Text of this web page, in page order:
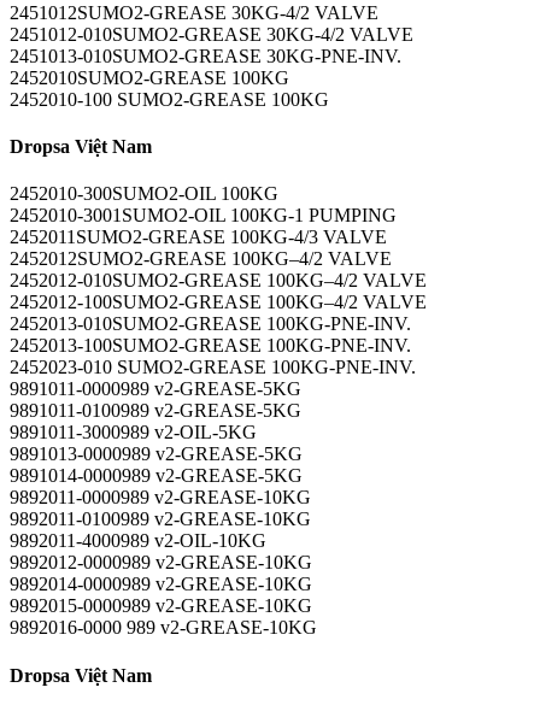
2451012SUMO2-GREASE 30KG-4/2 VALVE
2451012-010SUMO2-GREASE 30KG-4/2 VALVE
2451013-010SUMO2-GREASE 30KG-PNE-INV.
2452010SUMO2-GREASE 100KG
2452010-100 SUMO2-GREASE 100KG
Dropsa Việt Nam
2452010-300SUMO2-OIL 100KG
2452010-3001SUMO2-OIL 100KG-1 PUMPING
2452011SUMO2-GREASE 100KG-4/3 VALVE
2452012SUMO2-GREASE 100KG–4/2 VALVE
2452012-010SUMO2-GREASE 100KG–4/2 VALVE
2452012-100SUMO2-GREASE 100KG–4/2 VALVE
2452013-010SUMO2-GREASE 100KG-PNE-INV.
2452013-100SUMO2-GREASE 100KG-PNE-INV.
2452023-010 SUMO2-GREASE 100KG-PNE-INV.
9891011-0000989 v2-GREASE-5KG
9891011-0100989 v2-GREASE-5KG
9891011-3000989 v2-OIL-5KG
9891013-0000989 v2-GREASE-5KG
9891014-0000989 v2-GREASE-5KG
9892011-0000989 v2-GREASE-10KG
9892011-0100989 v2-GREASE-10KG
9892011-4000989 v2-OIL-10KG
9892012-0000989 v2-GREASE-10KG
9892014-0000989 v2-GREASE-10KG
9892015-0000989 v2-GREASE-10KG
9892016-0000 989 v2-GREASE-10KG
Dropsa Việt Nam